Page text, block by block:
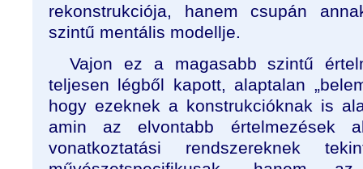
rekonstrukciója, hanem csupán
szintű mentális modellje.
Vajon ez a magasabb szintű
teljesen légből kapott, alaptalan
hogy ezeknek a konstrukcióknak is
amin az elvontabb értelmezések
vonatkoztatási rendszereknek